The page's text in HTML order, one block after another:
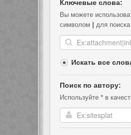
Ключевые слова:
Вы можете
символом
для
Искать все
Поиск по автору:
Используйте * в